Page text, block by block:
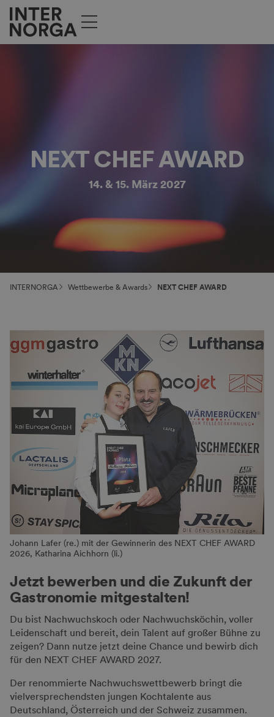
NEXT CHEF AWARD
14. & 15. März 2027
INTERNORGA Wettbewerbe & Awards NEXT CHEF AWARD
Johann Lafer (re.) mit der Gewinnerin des NEXT CHEF AWARD
2026, Katharina Aichhorn (li.)
Jetzt bewerben und die Zukunft der
Gastronomie mitgestalten!
Du bist Nachwuchskoch oder Nachwuchsköchin, voller
Leidenschaft und bereit, dein Talent auf großer Bühne zu
zeigen? Dann nutze jetzt deine Chance und bewirb dich
für den NEXT CHEF AWARD 2027.
Der renommierte Nachwuchswettbewerb bringt die
vielversprechendsten jungen Kochtalente aus
Deutschland, Österreich und der Schweiz zusammen.